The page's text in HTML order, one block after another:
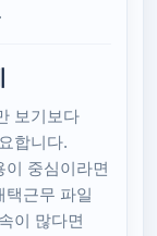
보기보다
합니다.
이 중심이라면
택근무 파일
이 많다면